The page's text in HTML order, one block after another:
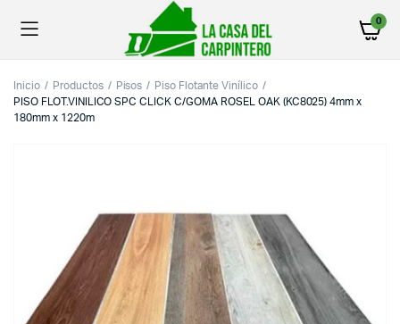
0
Inicio Productos Pisos
Piso Flotante Vinílico
PISO FLOT.VINILICO SPC CLICK C/GOMA ROSEL OAK (KC8025) 4mm x
180mm x 1220m